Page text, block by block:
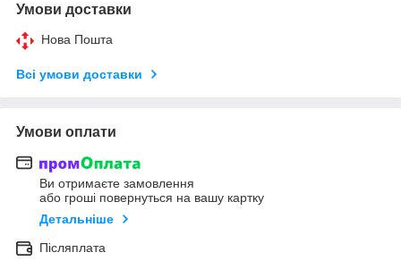
Умови доставки
Нова Пошта
Всі умови доставки
Умови оплати
Ви отримаєте замовлення
або гроші повернуться на вашу картку
Детальніше
Післяплата